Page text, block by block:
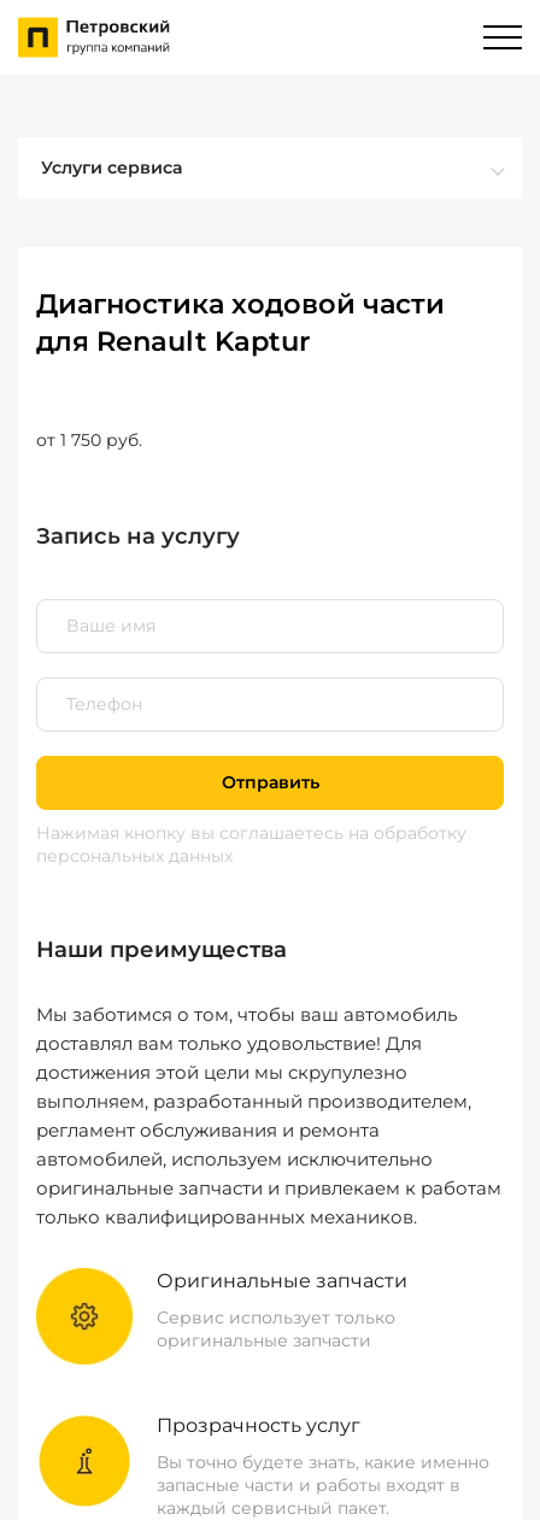
Услуги сервиса
Диагностика ходовой части
для Renault Kaptur
от 1 750 руб.
Запись на услугу
Отправить
Нажимая кнопку вы соглашаетесь на обработку
персональных данных
Наши преимущества
Мы заботимся о том, чтобы ваш автомобиль
доставлял вам только удовольствие! Для
достижения этой цели мы скрупулезно
выполняем, разработанный производителем,
регламент обслуживания и ремонта
автомобилей, используем исключительно
оригинальные запчасти и привлекаем к работам
только квалифицированных механиков.
Оригинальные запчасти
Сервис использует только
оригинальные запчасти
Прозрачность услуг
Вы точно будете знать, какие именно
запасные части и работы входят в
каждый сервисный пакет.